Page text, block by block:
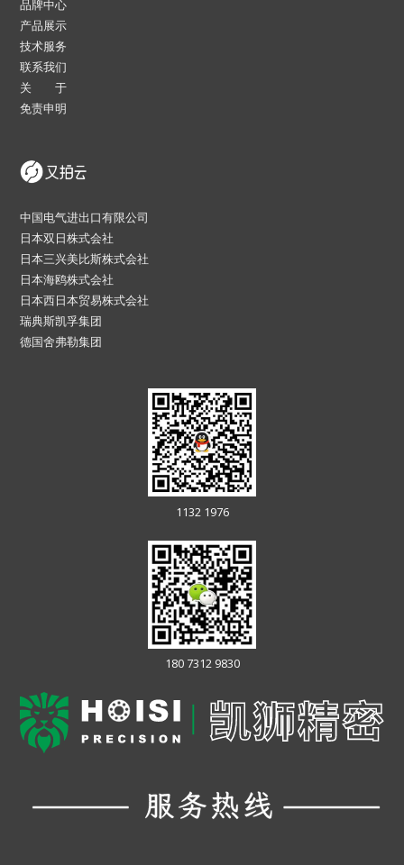
品牌中心
产品展示
技术服务
联系我们
关 于
免责申明
中国电气进出口有限公司
日本双日株式会社
日本三兴美比斯株式会社
日本海鸥株式会社
日本西日本贸易株式会社
瑞典斯凯孚集团
德国舍弗勒集团
1132 1976
180 7312 9830